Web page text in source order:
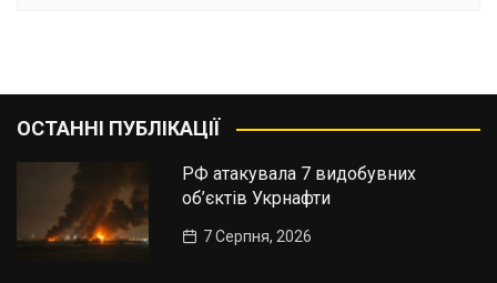
ОСТАННІ ПУБЛІКАЦІЇ
РФ атакувала 7 видобувних
об’єктів Укрнафти
7 Серпня, 2026